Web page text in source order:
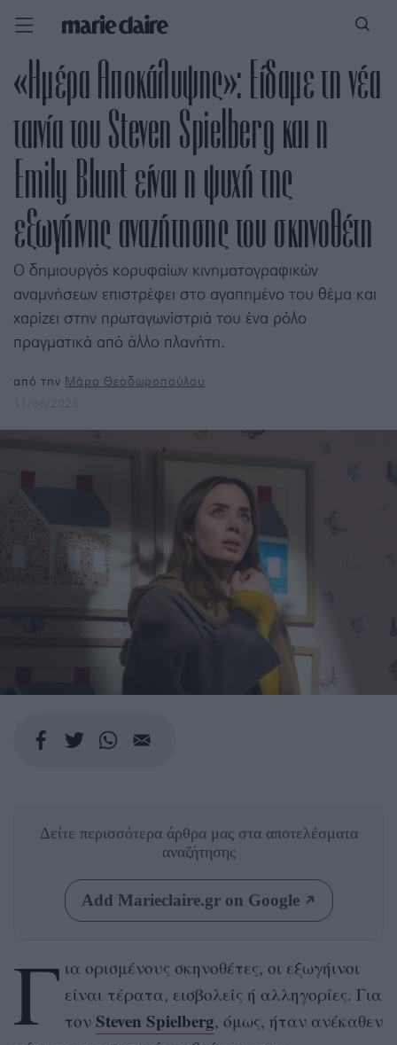
«Ημέρα Αποκάλυψης»: Eίδαμε τη νέα
ταινία του Steven Spielberg και η
Emily Blunt είναι η ψυχή της
εξωγήινης αναζήτησης του σκηνοθέτη
Ο δημιουργός κορυφαίων κινηματογραφικών
αναμνήσεων επιστρέφει στο αγαπημένο του θέμα και
χαρίζει στην πρωταγωνίστριά του ένα ρόλο
πραγματικά από άλλο πλανήτη.
από την Μάρα Θεοδωροπούλου
Δείτε περισσότερα άρθρα μας στα αποτελέσματα
αναζήτησης
Add Marieclaire.gr on Google
Γ ια ορισμένους σκηνοθέτες, οι εξωγήινοι
είναι τέρατα, εισβολείς ή αλληγορίες. Για
τον Steven Spielberg, όμως, ήταν ανέκαθεν